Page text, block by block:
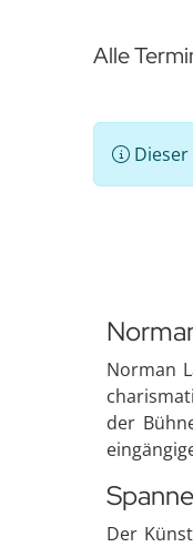
Alle
Norman
der
Der